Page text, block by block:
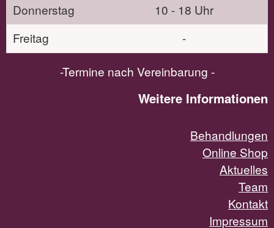
Donnerstag
10 - 18 Uhr
Freitag
-
-Termine nach Vereinbarung -
Weitere Informationen
Behandlungen
Online Shop
Aktuelles
Team
Kontakt
Impressum